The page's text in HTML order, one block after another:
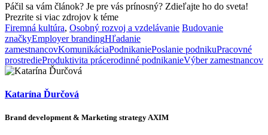
Páčil sa vám článok? Je pre vás prínosný? Zdieľajte ho do sveta!
Prezrite si viac zdrojov k téme
Firemná kultúra, Osobný rozvoj a vzdelávanie Budovanie
značkyEmployer brandingHľadanie
zamestnancovKomunikáciaPodnikaniePoslanie podnikuPracovné
prostredieProduktivita prácerodinné podnikanieVýber zamestnancov
Katarína Ďurčová
Brand development & Marketing strategy AXIM